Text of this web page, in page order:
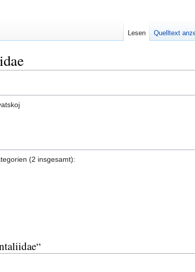
(2 insgesamt):
Lesen Quelltext